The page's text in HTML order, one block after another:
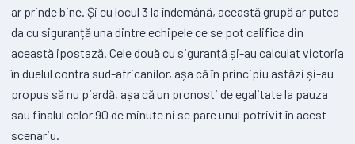
ar prinde bine. Și cu locul 3 la îndemână, această grupă ar putea
da cu siguranță una dintre echipele ce se pot califica din
această ipostază. Cele două cu siguranță și-au calculat victoria
în duelul contra sud-africanilor, așa că în principiu astăzi și-au
propus să nu piardă, așa că un pronosti de egalitate la pauza
sau finalul celor 90 de minute ni se pare unul potrivit în acest
scenariu.